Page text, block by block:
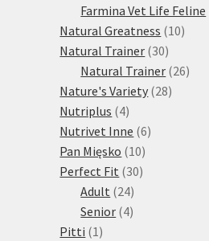
Farmina Vet Life Feline
Natural Greatness 1010
Natural Trainer 3030
produktů
Natural Trainer 2626
Nature's Variety 2828
Nutriplus 44
produkty
Nutrivet Inne 66
Pan Mięsko 1010
produktů
Perfect Fit 3030
Adult 2424
produktů
Senior 44
Pitti 1 1